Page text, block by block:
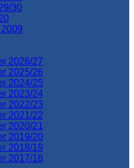
30
2026/27
2025/26
2024/25
2023/24
2022/23
2021/22
2020/21
2019/20
2018/19
2017/18